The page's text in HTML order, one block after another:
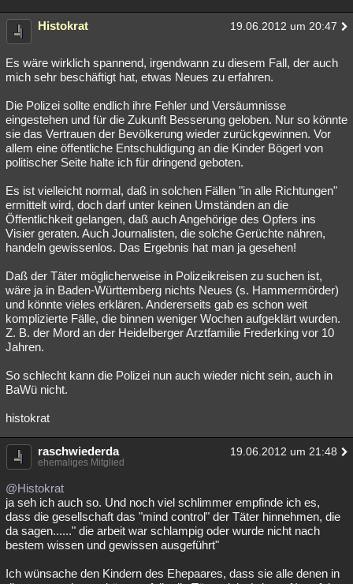
Histokrat 19.06.2012 um 20:47
Es wäre wirklich spannend, irgendwann zu diesem Fall, der auch
mich sehr beschäftigt hat, etwas Neues zu erfahren.
Die Polizei sollte endlich ihre Fehler und Versäumnisse
eingestehen und für die Zukunft Besserung geloben. Nur so könnte
sie das Vertrauen der Bevölkerung wieder zurückgewinnen. Vor
allem eine öffentliche Entschuldigung an die Kinder Bögerl von
politischer Seite halte ich für dringend geboten.
Es ist vielleicht normal, daß in solchen Fällen "in alle Richtungen"
ermittelt wird, doch darf unter keinen Umständen an die
Öffentlichkeit gelangen, daß auch Angehörige des Opfers ins
Visier geraten. Auch Journalisten, die solche Gerüchte nähren,
handeln gewissenlos. Das Ergebnis hat man ja gesehen!
Daß der Täter möglicherweise in Polizeikreisen zu suchen ist,
wäre ja in Baden-Württemberg nichts Neues (s. Hammermörder)
und könnte vieles erklären. Andererseits gab es schon weit
komplizierte Fälle, die binnen weniger Wochen aufgeklärt wurden.
Z. B. der Mord an der Heidelberger Arztfamilie Frederking vor 10
Jahren.
So schlecht kann die Polizei nun auch wieder nicht sein, auch in
BaWü nicht.
histokrat
raschwiederda 19.06.2012 um 21:48
ehemaliges Mitglied
@Histokrat
ja seh ich auch so. Und noch viel schlimmer empfinde ich es,
dass die gesellschaft das "mind control" der Täter hinnehmen, die
da sagen......" die arbeit war schlampig oder wurde nicht nach
bestem wissen und gewissen ausgeführt"
Ich wünsache den Kindern des Ehepaares, dass sie alle denen in